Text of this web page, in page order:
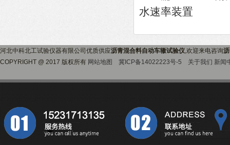
水速率装置
河北中科北工试验仪器有限公司优质供应沥青混合料自动车辙试验仪,欢迎来电咨询
COPYRIGHT @ 2017 版权所有 网站地图 冀ICP备14022223号-5 关于我们 新闻